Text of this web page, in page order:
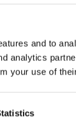
and to
analytics
your use of